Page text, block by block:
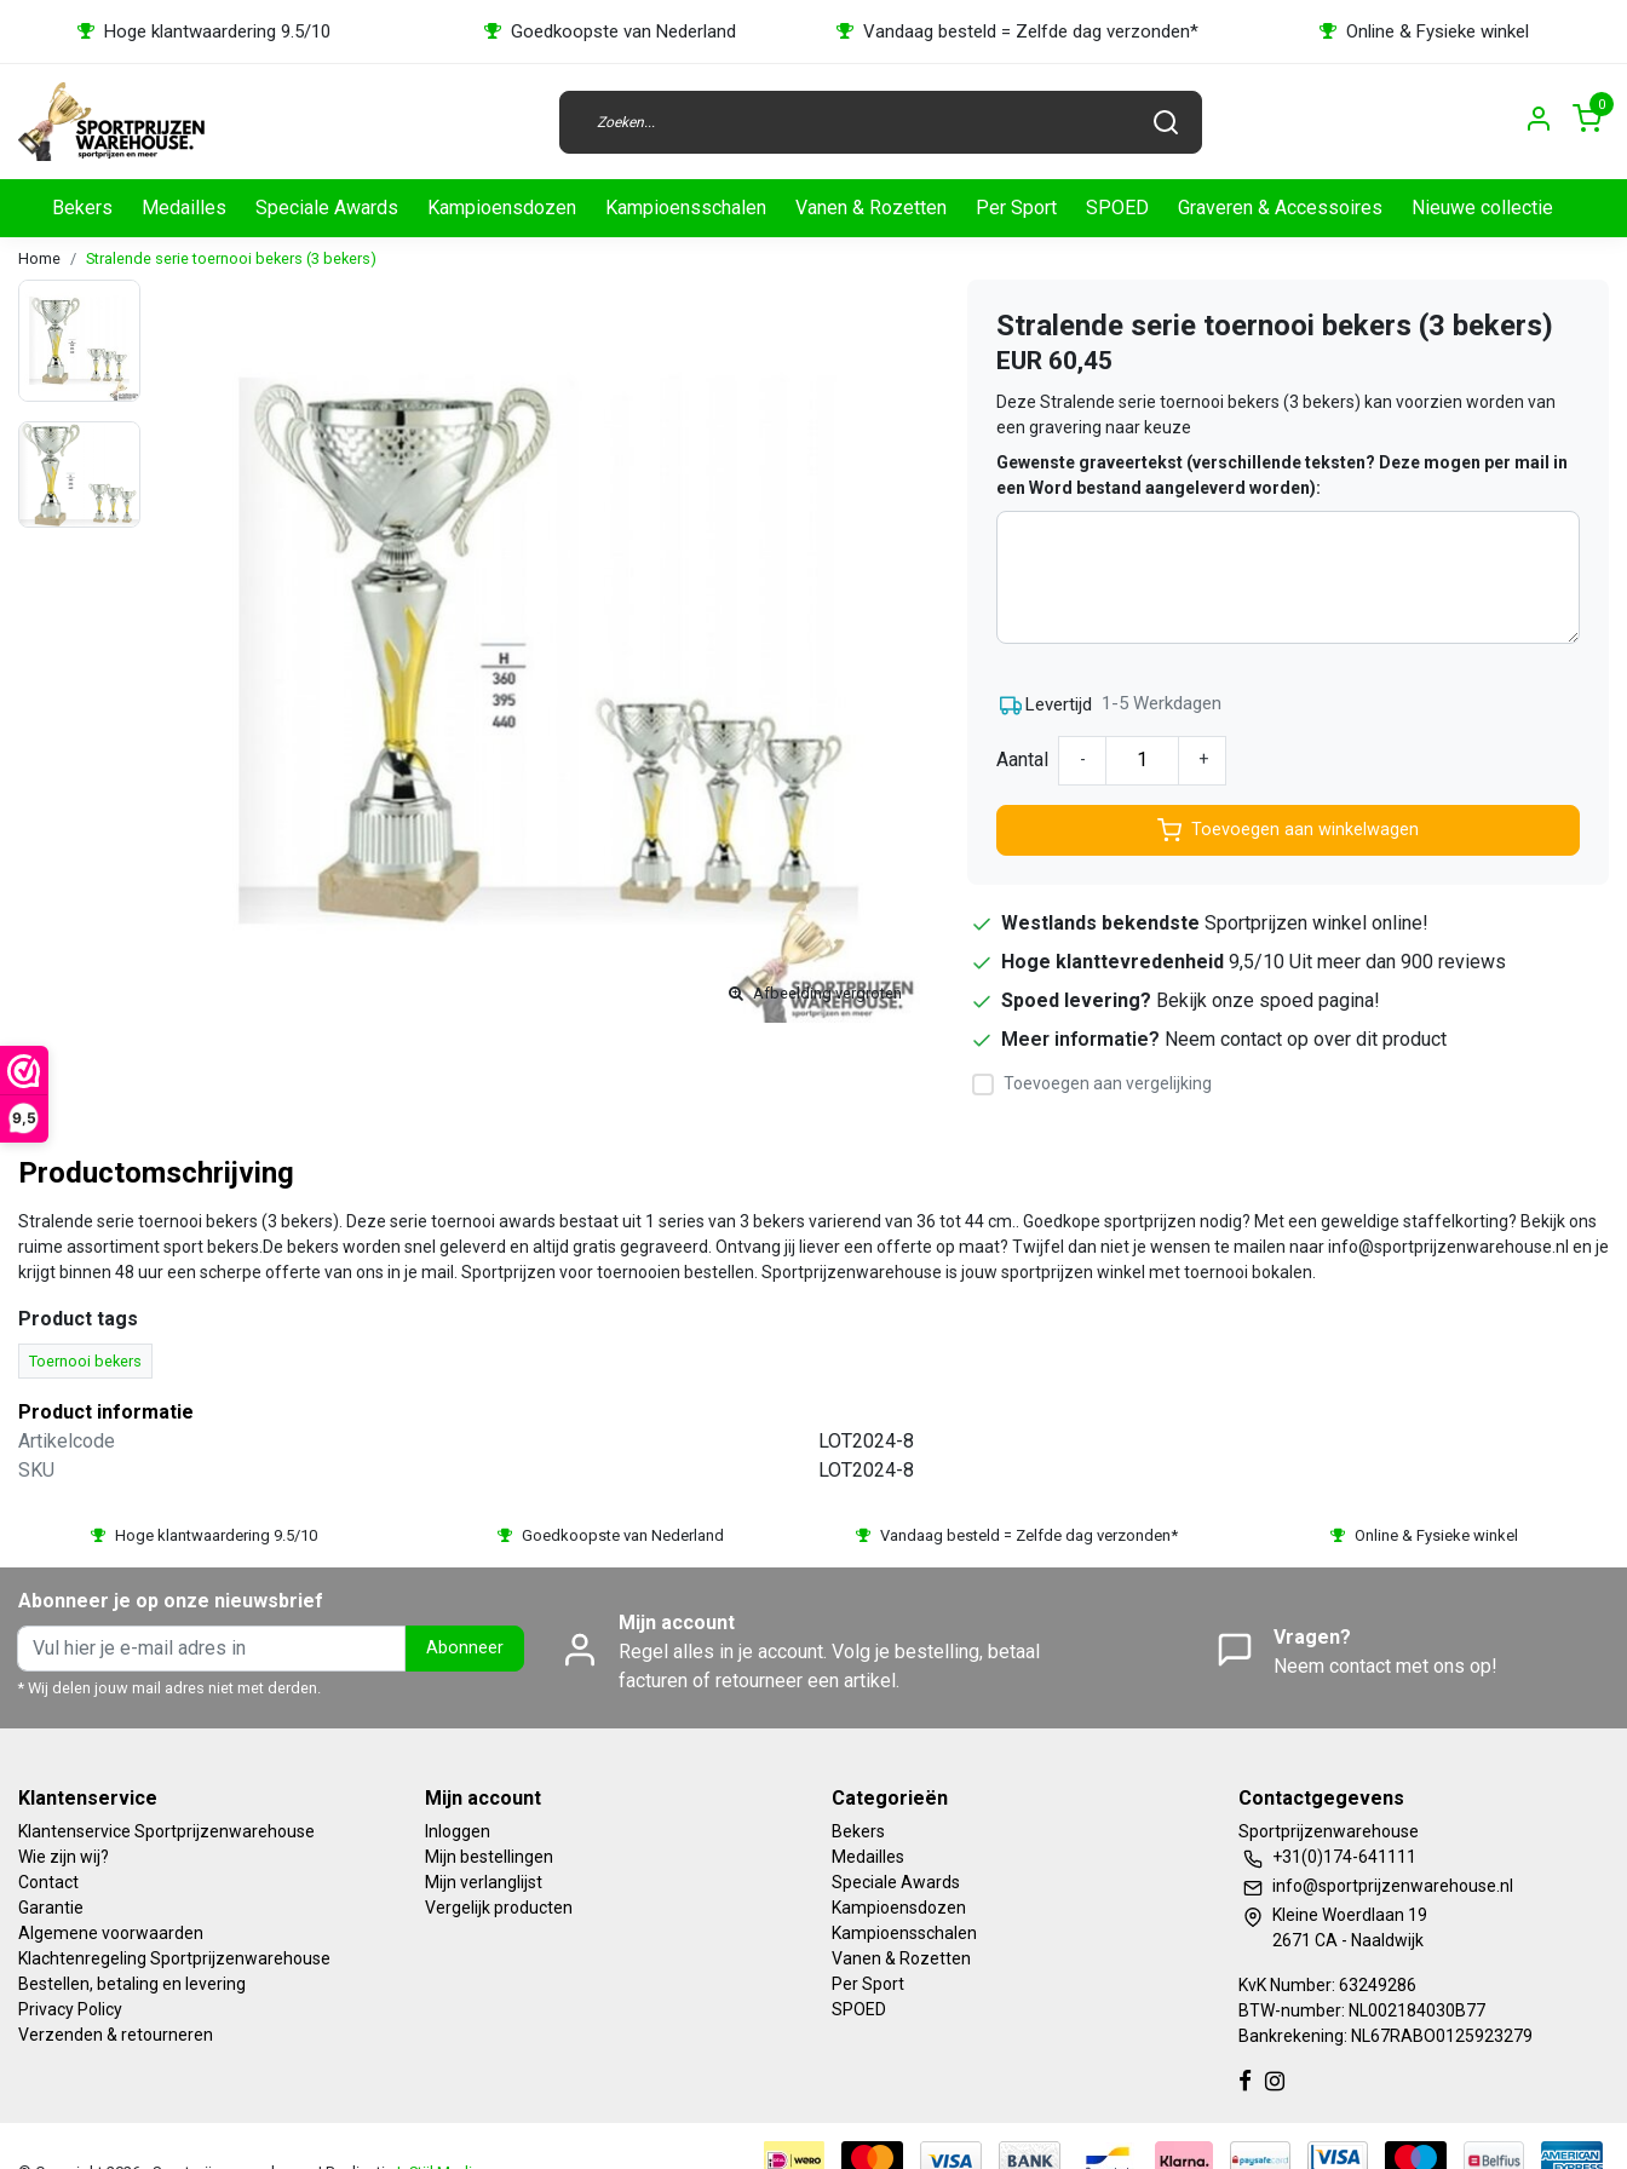
9,5
Hoge klantwaardering 9.5/10 Goedkoopste van Nederland Vandaag besteld = Zelfde dag verzonden* Online & Fysieke winkel
0
Bekers Medailles Speciale Awards Kampioensdozen Kampioensschalen Vanen & Rozetten Per Sport SPOED Graveren & Accessoires Nieuwe collectie
Home Stralende serie toernooi bekers (3 bekers)
Afbeelding vergroten
Stralende serie toernooi bekers (3 bekers)
EUR 60,45
Deze Stralende serie toernooi bekers (3 bekers) kan voorzien worden van
een gravering naar keuze
Gewenste graveertekst (verschillende teksten? Deze mogen per mail in
een Word bestand aangeleverd worden):
Levertijd 1-5 Werkdagen
Aantal - +
Toevoegen aan winkelwagen
Westlands bekendste Sportprijzen winkel online!
Hoge klanttevredenheid 9,5/10 Uit meer dan 900 reviews
Spoed levering? Bekijk onze spoed pagina!
Meer informatie? Neem contact op over dit product
Toevoegen aan vergelijking
Productomschrijving
Stralende serie toernooi bekers (3 bekers). Deze serie toernooi awards bestaat uit 1 series van 3 bekers varierend van 36 tot 44 cm.. Goedkope sportprijzen nodig? Met een geweldige staffelkorting? Bekijk ons
ruime assortiment sport bekers.De bekers worden snel geleverd en altijd gratis gegraveerd. Ontvang jij liever een offerte op maat? Twijfel dan niet je wensen te mailen naar info@sportprijzenwarehouse.nl en je
krijgt binnen 48 uur een scherpe offerte van ons in je mail. Sportprijzen voor toernooien bestellen. Sportprijzenwarehouse is jouw sportprijzen winkel met toernooi bokalen.
Product tags
Toernooi bekers
Product informatie
Artikelcode
LOT2024-8
SKU
LOT2024-8
Hoge klantwaardering 9.5/10 Goedkoopste van Nederland Vandaag besteld = Zelfde dag verzonden* Online & Fysieke winkel
Abonneer je op onze nieuwsbrief
Abonneer
* Wij delen jouw mail adres niet met derden.
Mijn account
Regel alles in je account. Volg je bestelling, betaal
facturen of retourneer een artikel.
Vragen?
Neem contact met ons op!
Klantenservice
Klantenservice Sportprijzenwarehouse
Wie zijn wij?
Contact
Garantie
Algemene voorwaarden
Klachtenregeling Sportprijzenwarehouse
Bestellen, betaling en levering
Privacy Policy
Verzenden & retourneren
Mijn account
Inloggen
Mijn bestellingen
Mijn verlanglijst
Vergelijk producten
Categorieën
Bekers
Medailles
Speciale Awards
Kampioensdozen
Kampioensschalen
Vanen & Rozetten
Per Sport
SPOED
Contactgegevens
Sportprijzenwarehouse
+31(0)174-641111
info@sportprijzenwarehouse.nl
Kleine Woerdlaan 19
2671 CA - Naaldwijk
KvK Number: 63249286
BTW-number: NL002184030B77
Bankrekening: NL67RABO0125923279